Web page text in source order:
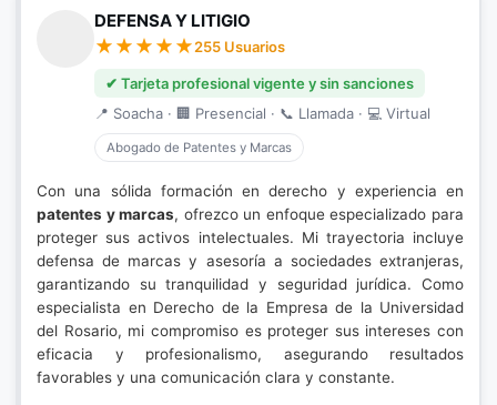
DEFENSA Y LITIGIO
255 Usuarios
✔ Tarjeta profesional vigente y sin sanciones
📍 Soacha · 🏢 Presencial · 📞 Llamada · 💻 Virtual
Abogado de Patentes y Marcas
Con una sólida formación en derecho y experiencia en
patentes y marcas, ofrezco un enfoque especializado para
proteger sus activos intelectuales. Mi trayectoria incluye
defensa de marcas y asesoría a sociedades extranjeras,
garantizando su tranquilidad y seguridad jurídica. Como
especialista en Derecho de la Empresa de la Universidad
del Rosario, mi compromiso es proteger sus intereses con
eficacia y profesionalismo, asegurando resultados
favorables y una comunicación clara y constante.